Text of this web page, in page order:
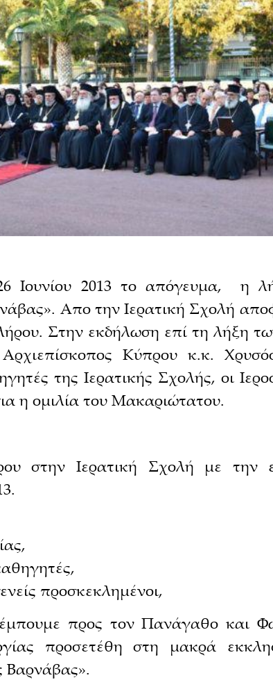
Ιουνίου 2013 το απόγευμα, η
Απο την Ιερατική Σχολή
Στην εκδήλωση επί τη λήξη
Κύπρου κ.κ.
της Ιερατικής Σχολής, οι
η ομιλία του Μακαριώτατου.
στην Ιερατική Σχολή με την
προσκεκλημένοι,
προς τον Πανάγαθο και
προσετέθη στη μακρά
Βαρνάβας».